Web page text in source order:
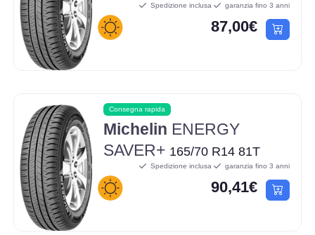
Spedizione inclusa garanzia fino 3 anni
87,00€
Consegna rapida
Michelin ENERGY
SAVER+ 165/70 R14 81T
Spedizione inclusa garanzia fino 3 anni
90,41€